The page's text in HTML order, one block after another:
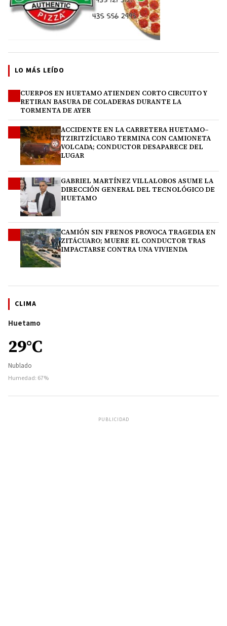
LO MÁS LEÍDO
CUERPOS EN HUETAMO ATIENDEN CORTO CIRCUITO Y
RETIRAN BASURA DE COLADERAS DURANTE LA
TORMENTA DE AYER
ACCIDENTE EN LA CARRETERA HUETAMO–
TZIRITZÍCUARO TERMINA CON CAMIONETA
VOLCADA; CONDUCTOR DESAPARECE DEL
LUGAR
GABRIEL MARTÍNEZ VILLALOBOS ASUME LA
DIRECCIÓN GENERAL DEL TECNOLÓGICO DE
HUETAMO
CAMIÓN SIN FRENOS PROVOCA TRAGEDIA EN
ZITÁCUARO; MUERE EL CONDUCTOR TRAS
IMPACTARSE CONTRA UNA VIVIENDA
CLIMA
Huetamo
29°C
Nublado
Humedad: 67%
PUBLICIDAD